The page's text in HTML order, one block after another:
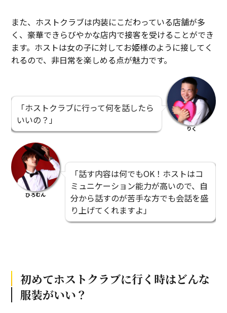
また、ホストクラブは内装にこだわっている店舗が多
く、豪華できらびやかな店内で接客を受けることができ
ます。ホストは女の子に対してお姫様のように接してく
れるので、非日常を楽しめる点が魅力です。
「ホストクラブに行って何を話したら
いいの？」
りく
ひろむん
「話す内容は何でもOK！ホストはコ
ミュニケーション能力が高いので、自
分から話すのが苦手な方でも会話を盛
り上げてくれますよ」
初めてホストクラブに行く時はどんな
服装がいい？